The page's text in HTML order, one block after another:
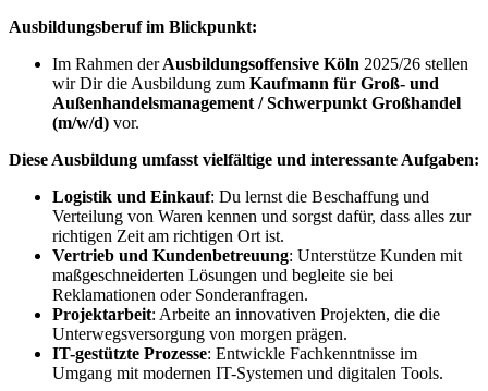
Ausbildungsberuf im Blickpunkt:
Im Rahmen derAusbildungsoffensive Köln 2025/26 stellen
wir Dir die Ausbildung zum Kaufmann für Groß- und
Außenhandelsmanagement / Schwerpunkt Großhandel
(m/w/d) vor.
Diese Ausbildung umfasst vielfältige und interessante Aufgaben:
Logistik und Einkauf: Du lernst die Beschaffung und
Verteilung von Waren kennen und sorgst dafür, dass alles zur
richtigen Zeit am richtigen Ort ist.
Vertrieb und Kundenbetreuung: Unterstütze Kunden mit
maßgeschneiderten Lösungen und begleite sie bei
Reklamationen oder Sonderanfragen.
Projektarbeit: Arbeite an innovativen Projekten, die die
Unterwegsversorgung von morgen prägen.
IT-gestützte Prozesse: Entwickle Fachkenntnisse im
Umgang mit modernen IT-Systemen und digitalen Tools.